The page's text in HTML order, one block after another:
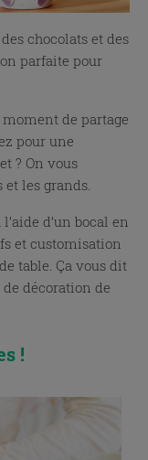
chocolats et des
parfaite pour
de partage
pour une
? On vous
les grands.
d’un bocal en
et customisation
table. Ça vous dit
décoration de
!